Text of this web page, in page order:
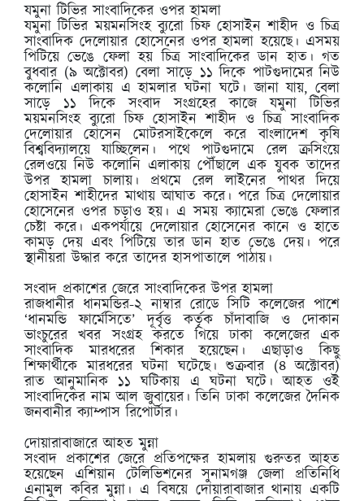
যমুনা টিভির সাংবাদিকের ওপর হামলা
যমুনা টিভির ময়মনসিংহ ব্যুরো চিফ হোসাইন শাহীদ ও চিত্র
সাংবাদিক দেলোয়ার হোসেনের ওপর হামলা হয়েছে। এসময়
পিটিয়ে ভেঙে ফেলা হয় চিত্র সাংবাদিকের ডান হাত। গত
বুধবার (৯ অক্টোবর) বেলা সাড়ে ১১ দিকে পাটগুদামের নিউ
কলোনি এলাকায় এ হামলার ঘটনা ঘটে। জানা যায়, বেলা
সাড়ে ১১ দিকে সংবাদ সংগ্রহের কাজে যমুনা টিভির
ময়মনসিংহ ব্যুরো চিফ হোসাইন শাহীদ ও চিত্র সাংবাদিক
দেলোয়ার হোসেন মোটরসাইকেলে করে বাংলাদেশ কৃষি
বিশ্ববিদ্যালয়ে যাচ্ছিলেন। পথে পাটগুদামে রেল ক্রসিংয়ে
রেলওয়ে নিউ কলোনি এলাকায় পৌঁছালে এক যুবক তাদের
উপর হামলা চালায়। প্রথমে রেল লাইনের পাথর দিয়ে
হোসাইন শাহীদের মাথায় আঘাত করে। পরে চিত্র দেলোয়ার
হোসেনের ওপর চড়াও হয়। এ সময় ক্যামেরা ভেঙে ফেলার
চেষ্টা করে। একপর্যায়ে দেলোয়ার হোসেনের কানে ও হাতে
কামড় দেয় এবং পিটিয়ে তার ডান হাত ভেঙে দেয়। পরে
স্থানীয়রা উদ্ধার করে তাদের হাসপাতালে পাঠায়।
সংবাদ প্রকাশের জেরে সাংবাদিকের উপর হামলা
রাজধানীর ধানমন্ডির-২ নাম্বার রোডে সিটি কলেজের পাশে
‘ধানমন্ডি ফার্মেসিতে’ দূর্বৃত্ত কর্তৃক চাঁদাবাজি ও দোকান
ভাংচুরের খবর সংগ্রহ করতে গিয়ে ঢাকা কলেজের এক
সাংবাদিক মারধরের শিকার হয়েছেন। এছাড়াও কিছু
শিক্ষার্থীকে মারধরের ঘটনা ঘটেছে। শুক্রবার (৪ অক্টোবর)
রাত আনুমানিক ১১ ঘটিকায় এ ঘটনা ঘটে। আহত ওই
সাংবাদিকের নাম আল জুবায়ের। তিনি ঢাকা কলেজের দৈনিক
জনবানীর ক্যাম্পাস রিপোর্টার।
দোয়ারাবাজারে আহত মুন্না
সংবাদ প্রকাশের জেরে প্রতিপক্ষের হামলায় গুরুতর আহত
হয়েছেন এশিয়ান টেলিভিশনের সুনামগঞ্জ জেলা প্রতিনিধি
এনামুল কবির মুন্না। এ বিষয়ে দোয়ারাবাজার থানায় একটি